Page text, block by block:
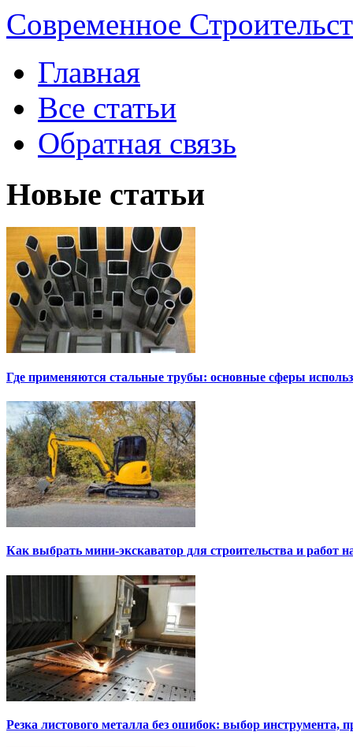
Современное
Главная
Все статьи
Обратная связь
Новые статьи
Где применяются стальные трубы: основные сферы
Как выбрать мини-экскаватор для строительства и работ
Резка листового металла без ошибок: выбор инструмента,